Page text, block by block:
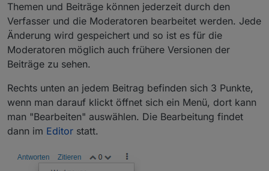
Themen und Beiträge können jederzeit durch den
Verfasser und die Moderatoren bearbeitet werden. Jede
Änderung wird gespeichert und so ist es für die
Moderatoren möglich auch frühere Versionen der
Beiträge zu sehen.
Rechts unten an jedem Beitrag befinden sich 3 Punkte,
wenn man darauf klickt öffnet sich ein Menü, dort kann
man "Bearbeiten" auswählen. Die Bearbeitung findet
dann im Editor statt.